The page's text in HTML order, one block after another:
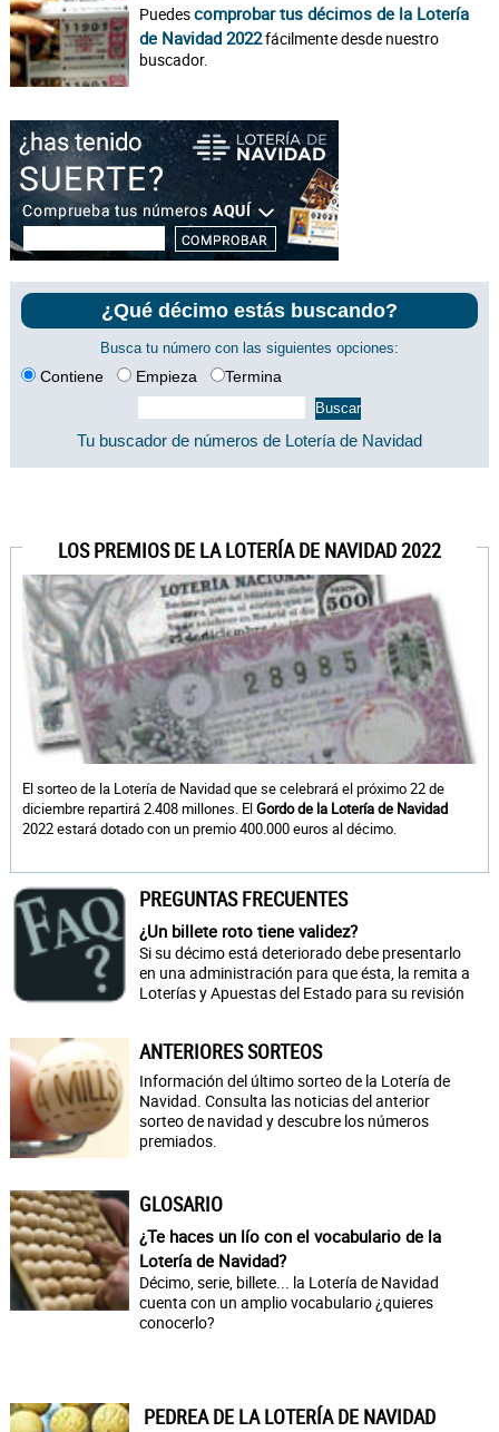
Puedescomprobar tus décimos de la Lotería
de Navidad 2022fácilmente desde nuestro
buscador.
¿Qué décimo estás buscando?
Busca tu número con las siguientes opciones:
Contiene Empieza Termina
Tu buscador de números de Lotería de Navidad
LOS PREMIOS DE LA LOTERÍA DE NAVIDAD 2022
El sorteo de la Lotería de Navidad que se celebrará el próximo 22 de
diciembre repartirá 2.408 millones. ElGordo de la Lotería de Navidad
2022 estará dotado con un premio 400.000 euros al décimo.
PREGUNTAS FRECUENTES
¿Un billete roto tiene validez?
Si su décimo está deteriorado debe presentarlo
en una administración para que ésta, la remita a
Loterías y Apuestas del Estado para su revisión
ANTERIORES SORTEOS
Información del último sorteo de la Lotería de
Navidad. Consulta las noticias del anterior
sorteo de navidad y descubre los números
premiados.
GLOSARIO
¿Te haces un lío con el vocabulario de la
Lotería de Navidad?
Décimo, serie, billete... la Lotería de Navidad
cuenta con un amplio vocabulario ¿quieres
conocerlo?
PEDREA DE LA LOTERÍA DE NAVIDAD